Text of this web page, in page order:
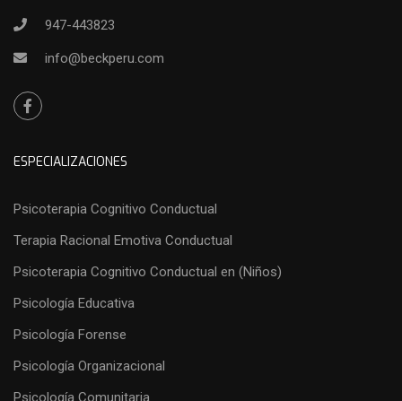
947-443823
info@beckperu.com
ESPECIALIZACIONES
Psicoterapia Cognitivo Conductual
Terapia Racional Emotiva Conductual
Psicoterapia Cognitivo Conductual en (Niños)
Psicología Educativa
Psicología Forense
Psicología Organizacional
Psicología Comunitaria